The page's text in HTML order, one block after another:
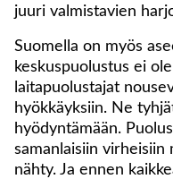
juuri valmistavien
Suomella on myös
keskuspuolustus ei
laitapuolustajat
hyökkäyksiin. Ne
hyödyntämään.
samanlaisiin virheisiin
nähty. Ja ennen